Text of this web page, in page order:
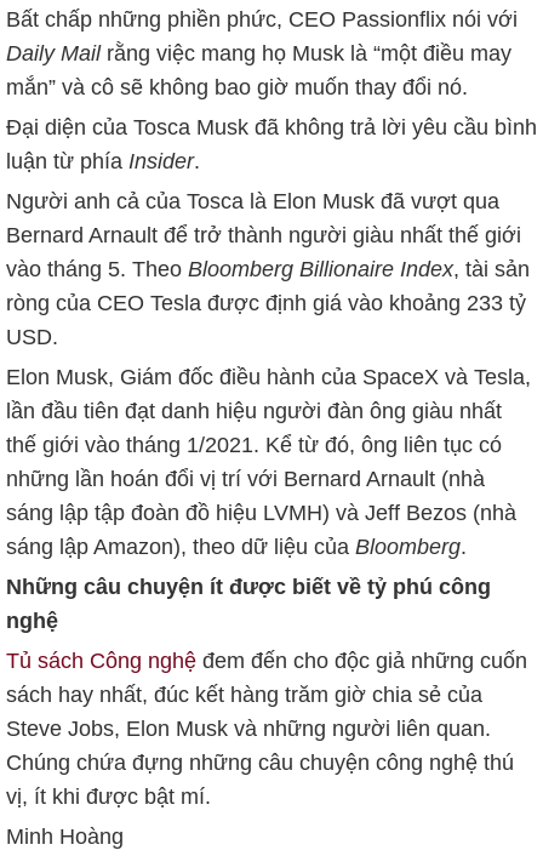
Bất chấp những phiền phức, CEO Passionflix nói với
Daily Mailrằng việc mang họ Musk là “một điều may
mắn” và cô sẽ không bao giờ muốn thay đổi nó.
Đại diện của Tosca Musk đã không trả lời yêu cầu bình
luận từ phía Insider.
Người anh cả của Tosca là Elon Musk đã vượt qua
Bernard Arnault để trở thành người giàu nhất thế giới
vào tháng 5. Theo Bloomberg Billionaire Index, tài sản
ròng của CEO Tesla được định giá vào khoảng 233 tỷ
USD.
Elon Musk, Giám đốc điều hành của SpaceX và Tesla,
lần đầu tiên đạt danh hiệu người đàn ông giàu nhất
thế giới vào tháng 1/2021. Kể từ đó, ông liên tục có
những lần hoán đổi vị trí với Bernard Arnault (nhà
sáng lập tập đoàn đồ hiệu LVMH) và Jeff Bezos (nhà
sáng lập Amazon), theo dữ liệu của Bloomberg.
Những câu chuyện ít được biết về tỷ phú công
nghệ
Tủ sách Công nghệ đem đến cho độc giả những cuốn
sách hay nhất, đúc kết hàng trăm giờ chia sẻ của
Steve Jobs, Elon Musk và những người liên quan.
Chúng chứa đựng những câu chuyện công nghệ thú
vị, ít khi được bật mí.
Minh Hoàng